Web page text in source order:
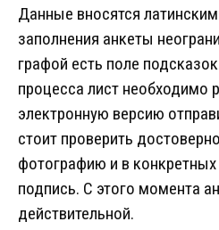
Данные вносятся
заполнения анкеты
графой есть поле
процесса лист необходимо
электронную версию
стоит проверить
фотографию и в конкретных
подпись. С этого момента
действительной.